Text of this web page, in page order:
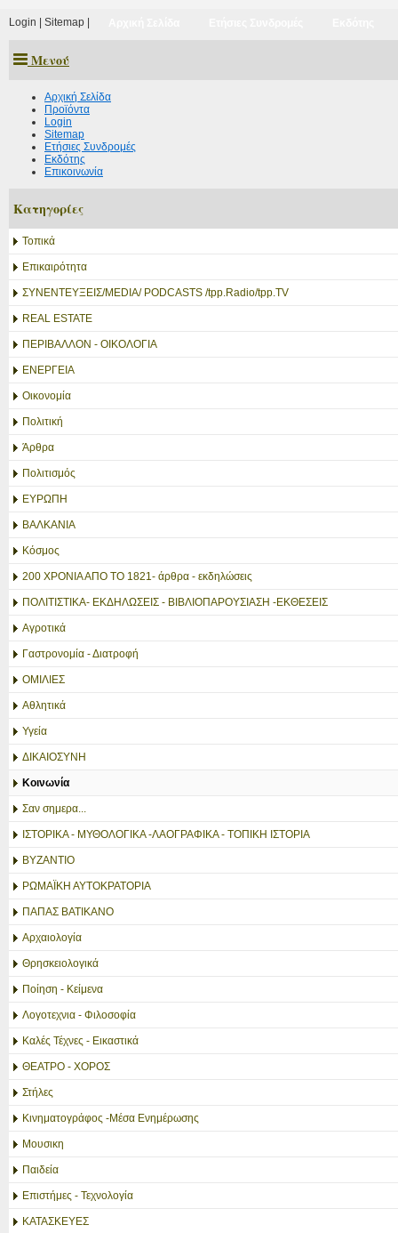
Login Sitemap
Μενού
Αρχική Σελίδα
Προϊόντα
Login
Sitemap
Ετήσιες Συνδρομές
Εκδότης
Επικοινωνία
Κατηγορίες
Τοπικά
Επικαιρότητα
ΣΥΝΕΝΤΕΥΞΕΙΣ/MEDIA/ PODCASTS /tpp.Radio/tpp.TV
REAL ESTATE
ΠΕΡΙΒΑΛΛΟΝ - ΟΙΚΟΛΟΓΙΑ
ΕΝΕΡΓΕΙΑ
Οικονομία
Πολιτική
Άρθρα
Πολιτισμός
ΕΥΡΩΠΗ
ΒΑΛΚΑΝΙΑ
Κόσμος
200 ΧΡΟΝΙΑ ΑΠΟ ΤΟ 1821- άρθρα - εκδηλώσεις
ΠΟΛΙΤΙΣΤΙΚΑ- ΕΚΔΗΛΩΣΕΙΣ - ΒΙΒΛΙΟΠΑΡΟΥΣΙΑΣΗ -ΕΚΘΕΣΕΙΣ
Αγροτικά
Γαστρονομία - Διατροφή
ΟΜΙΛΙΕΣ
Αθλητικά
Υγεία
ΔΙΚΑΙΟΣΥΝΗ
Κοινωνία
Σαν σημερα...
ΙΣΤΟΡΙΚΑ - ΜΥΘΟΛΟΓΙΚΑ -ΛΑΟΓΡΑΦΙΚΑ - ΤΟΠΙΚΗ ΙΣΤΟΡΙΑ
ΒΥΖΑΝΤΙΟ
ΡΩΜΑΪΚΗ ΑΥΤΟΚΡΑΤΟΡΙΑ
ΠΑΠΑΣ ΒΑΤΙΚΑΝΟ
Αρχαιολογία
Θρησκειολογικά
Ποίηση - Κείμενα
Λογοτεχνια - Φιλοσοφία
Καλές Τέχνες - Εικαστικά
ΘΕΑΤΡΟ - ΧΟΡΟΣ
Στήλες
Κινηματογράφος -Μέσα Ενημέρωσης
Μουσικη
Παιδεία
Επιστήμες - Τεχνολογία
ΚΑΤΑΣΚΕΥΕΣ